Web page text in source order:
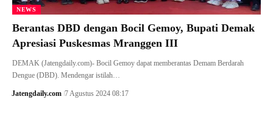
NEWS
Berantas DBD dengan Bocil Gemoy, Bupati Demak
Apresiasi Puskesmas Mranggen III
DEMAK (Jatengdaily.com)- Bocil Gemoy dapat memberantas Demam Berdarah
Dengue (DBD). Mendengar istilah…
Jatengdaily.com 7 Agustus 2024 08:17